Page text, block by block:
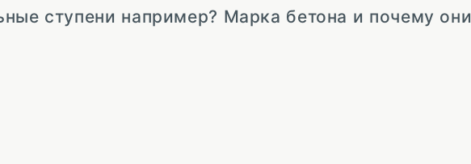
ступени например? Марка бетона и почему они